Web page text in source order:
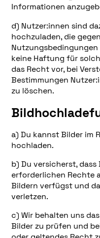
Informationen
d) Nutzer:innen sind
hochzuladen, die
keine Haftung für
das Recht vor, bei
Bestimmungen
zu löschen.
a) Du kannst Bilder im
hochladen.
b) Du versicherst,
erforderlichen Rechte
Bildern verfügst und
verletzen.
c) Wir behalten uns
Bilder zu prüfen und